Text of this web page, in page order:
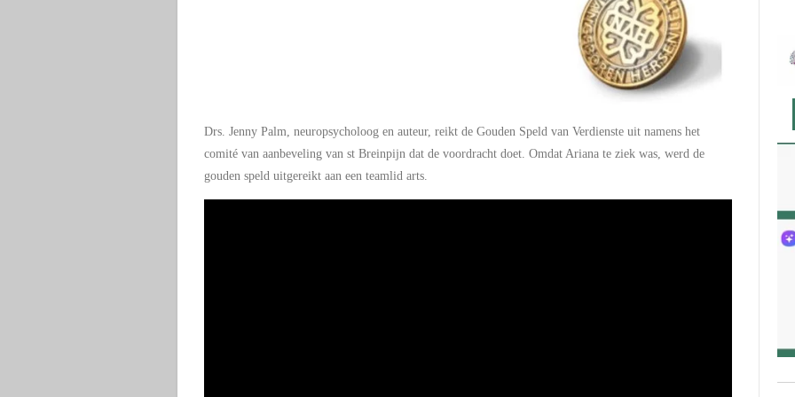
Drs. Jenny Palm, neuropsycholoog en auteur, reikt de Gouden Speld van Verdienste uit namens het
comité van aanbeveling van st Breinpijn dat de voordracht doet. Omdat Ariana te ziek was, werd de
gouden speld uitgereikt aan een teamlid arts.